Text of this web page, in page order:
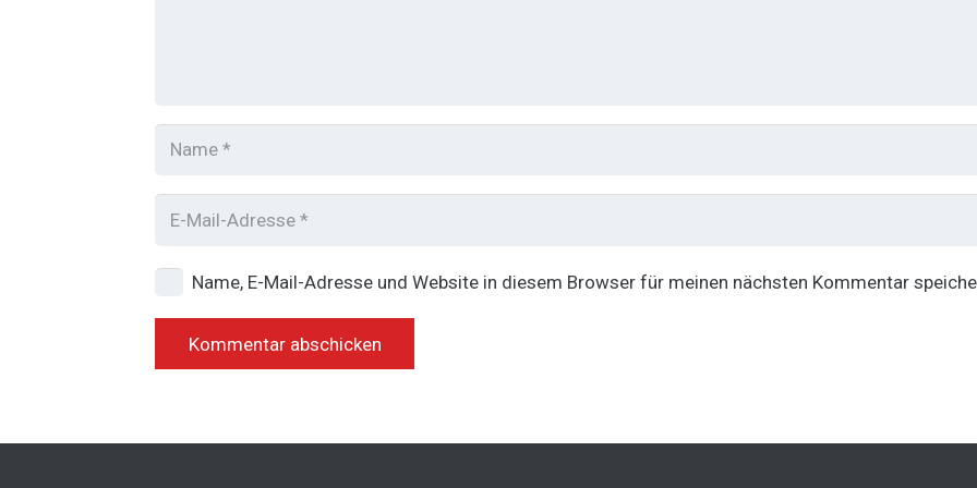
Name, E-Mail-Adresse und Website in diesem Browser für meinen nächsten Kommentar
Kommentar abschicken